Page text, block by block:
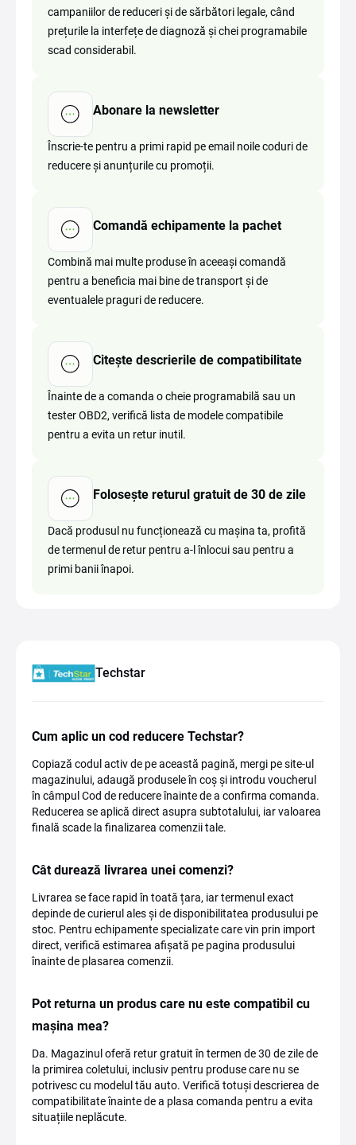
campaniilor de reduceri și de sărbători legale, când
prețurile la interfețe de diagnoză și chei programabile
scad considerabil.
Abonare la newsletter
Înscrie-te pentru a primi rapid pe email noile coduri de
reducere și anunțurile cu promoții.
Comandă echipamente la pachet
Combină mai multe produse în aceeași comandă
pentru a beneficia mai bine de transport și de
eventualele praguri de reducere.
Citește descrierile de compatibilitate
Înainte de a comanda o cheie programabilă sau un
tester OBD2, verifică lista de modele compatibile
pentru a evita un retur inutil.
Folosește returul gratuit de 30 de zile
Dacă produsul nu funcționează cu mașina ta, profită
de termenul de retur pentru a-l înlocui sau pentru a
primi banii înapoi.
Techstar
Cum aplic un cod reducere Techstar?
Copiază codul activ de pe această pagină, mergi pe site-ul
magazinului, adaugă produsele în coș și introdu voucherul
în câmpul Cod de reducere înainte de a confirma comanda.
Reducerea se aplică direct asupra subtotalului, iar valoarea
finală scade la finalizarea comenzii tale.
Cât durează livrarea unei comenzi?
Livrarea se face rapid în toată țara, iar termenul exact
depinde de curierul ales și de disponibilitatea produsului pe
stoc. Pentru echipamente specializate care vin prin import
direct, verifică estimarea afișată pe pagina produsului
înainte de plasarea comenzii.
Pot returna un produs care nu este compatibil cu
mașina mea?
Da. Magazinul oferă retur gratuit în termen de 30 de zile de
la primirea coletului, inclusiv pentru produse care nu se
potrivesc cu modelul tău auto. Verifică totuși descrierea de
compatibilitate înainte de a plasa comanda pentru a evita
situațiile neplăcute.